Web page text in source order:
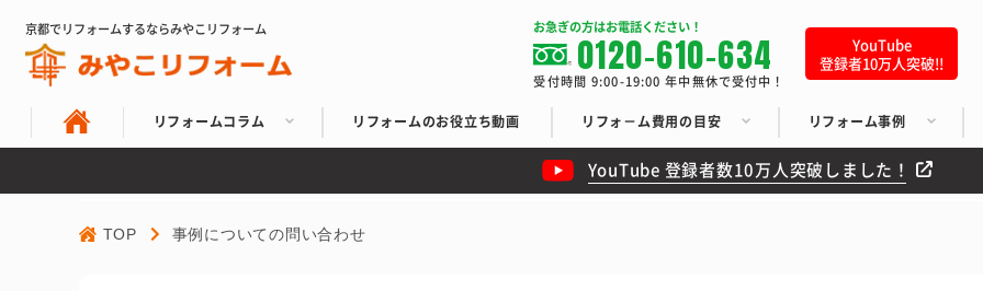
京都でリフォームするならみやこリフォーム お急ぎの方はお電話ください！
0120-610-634
受付時間 9:00-19:00 年中無休で受付中！
YouTube
登録者10万人突破!!
リフォームコラム リフォームのお役立ち動画 リフォ－ム費用の目安 リフォーム事例
YouTube 登録者数10万人突破しました！
TOP 事例についての問い合わせ